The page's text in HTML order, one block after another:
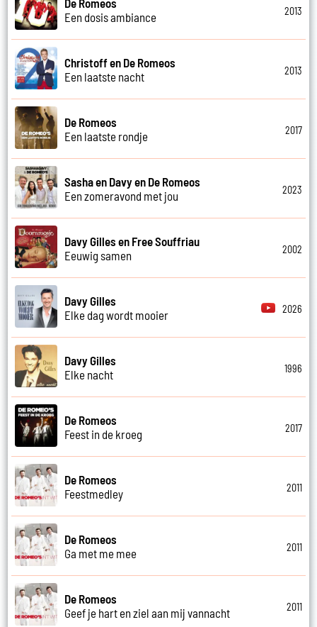
Een dosis ambiance
2013
Christoff en De Romeos
Een laatste nacht
2013
De Romeos
Een laatste rondje
2017
Sasha en Davy en De Romeos
Een zomeravond met jou
2023
Davy Gilles en Free Souffriau
Eeuwig samen
2002
Davy Gilles
Elke dag wordt mooier
2026
Davy Gilles
Elke nacht
1996
De Romeos
Feest in de kroeg
2017
De Romeos
Feestmedley
2011
De Romeos
Ga met me mee
2011
De Romeos
Geef je hart en ziel aan mij vannacht
2011